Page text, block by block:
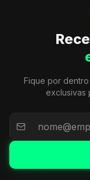
Fique por
exclusivas